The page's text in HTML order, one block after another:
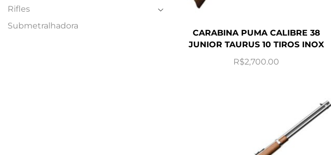
CARABINA PUMA CALIBRE 38
JUNIOR TAURUS 10 TIROS INOX
R$2,700.00
Rifles
Submetralhadora